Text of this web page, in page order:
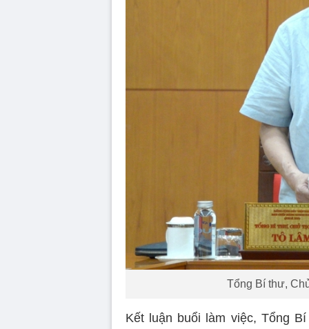
Tổng Bí thư,
Kết luận buổi làm việc, Tổng